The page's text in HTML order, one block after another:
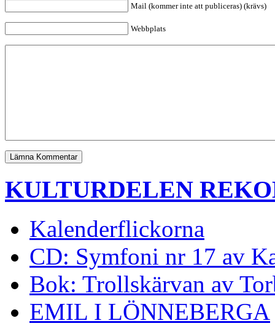
Mail (kommer inte att publiceras) (krävs)
Webbplats
KULTURDELEN
Kalenderflickorna
CD: Symfoni nr 17 av
Bok: Trollskärvan av
EMIL I LÖNNEBERGA